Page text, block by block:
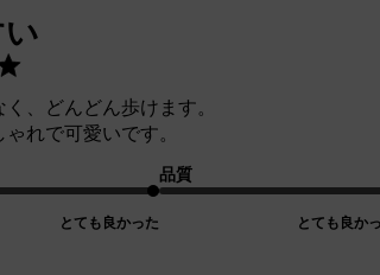
、どんどん歩けます。
れで可愛いです。
とても良かった
品質
とても良か